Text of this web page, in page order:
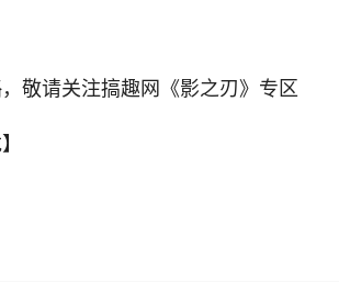
敬请关注搞趣网《影之刃》专区